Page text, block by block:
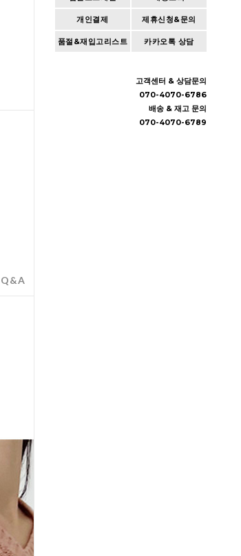
개인결제 제휴신청&문의
품절&재입고리스트 카카오톡 상담
고객센터 & 상담문의
070-4070-6786
배송 & 재고 문의
070-4070-6789
Q&A